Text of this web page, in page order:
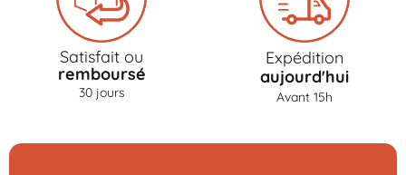
Satisfait ou
remboursé
30 jours
Expédition
aujourd'hui
Avant 15h